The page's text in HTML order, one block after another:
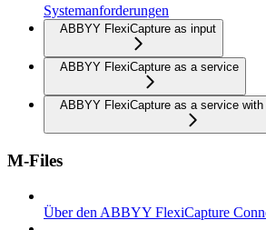
Systemanforderungen
ABBYY FlexiCapture as input
ABBYY FlexiCapture as a service
ABBYY FlexiCapture as a service
M-Files
Über den ABBYY FlexiCapture